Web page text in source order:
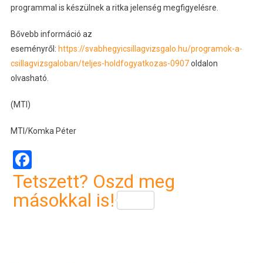
programmal is készülnek a ritka jelenség megfigyelésre.
Bővebb információ az
eseményről: https://svabhegyicsillagvizsgalo.hu/programok-a-
csillagvizsgaloban/teljes-holdfogyatkozas-0907oldalon
olvasható.
(MTI)
MTI/Komka Péter
Facebook
Tetszett? Oszd meg
másokkal is!